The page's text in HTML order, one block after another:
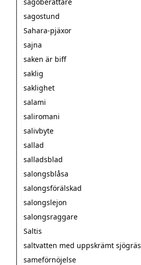
sagostund
Sahara-pjäxor
sajna
saken är biff
saklig
saklighet
salami
saliromani
salivbyte
sallad
salladsblad
salongsblåsa
salongsförälskad
salongslejon
salongsraggare
Saltis
saltvatten med uppskrämt sjögräs
sameförnöjelse